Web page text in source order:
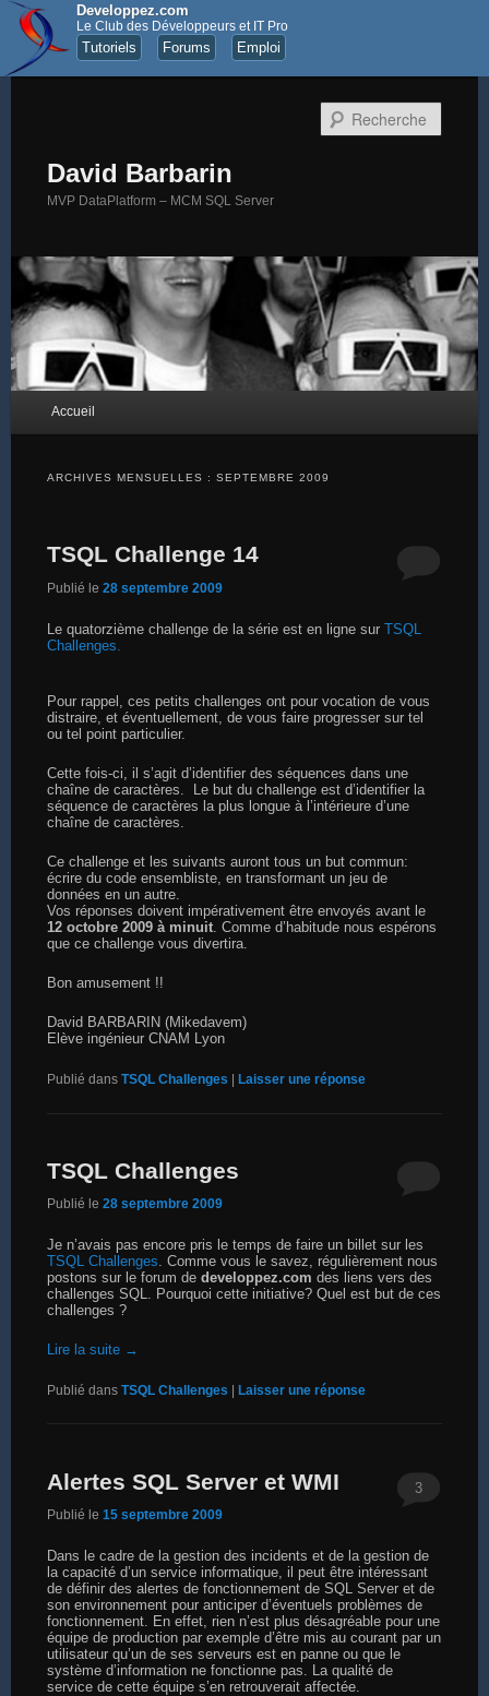
Developpez.com
Le Club des Développeurs et IT Pro
Tutoriels Forums Emploi
David Barbarin
MVP DataPlatform – MCM SQL Server
Aller au contenu principal
Aller au contenu secondaire
Accueil
ARCHIVES MENSUELLES : SEPTEMBRE 2009
TSQL Challenge 14
Publié le 28 septembre 2009
Le quatorzième challenge de la série est en ligne sur TSQL
Challenges.
Pour rappel, ces petits challenges ont pour vocation de vous
distraire, et éventuellement, de vous faire progresser sur tel
ou tel point particulier.
Cette fois-ci, il s’agit d’identifier des séquences dans une
chaîne de caractères. Le but du challenge est d’identifier la
séquence de caractères la plus longue à l’intérieure d’une
chaîne de caractères.
Ce challenge et les suivants auront tous un but commun:
écrire du code ensembliste, en transformant un jeu de
données en un autre.
Vos réponses doivent impérativement être envoyés avant le
12 octobre 2009 à minuit. Comme d’habitude nous espérons
que ce challenge vous divertira.
Bon amusement !!
David BARBARIN (Mikedavem)
Elève ingénieur CNAM Lyon
Publié dans TSQL Challenges Laisser une réponse
TSQL Challenges
Publié le 28 septembre 2009
Je n’avais pas encore pris le temps de faire un billet sur les
TSQL Challenges. Comme vous le savez, régulièrement nous
postons sur le forum de developpez.com des liens vers des
challenges SQL. Pourquoi cette initiative? Quel est but de ces
challenges ?
Lire la suite →
Publié dans TSQL Challenges Laisser une réponse
Alertes SQL Server et WMI
Publié le 15 septembre 2009
3
Dans le cadre de la gestion des incidents et de la gestion de
la capacité d’un service informatique, il peut être intéressant
de définir des alertes de fonctionnement de SQL Server et de
son environnement pour anticiper d’éventuels problèmes de
fonctionnement. En effet, rien n’est plus désagréable pour une
équipe de production par exemple d’être mis au courant par un
utilisateur qu’un de ses serveurs est en panne ou que le
système d’information ne fonctionne pas. La qualité de
service de cette équipe s’en retrouverait affectée.